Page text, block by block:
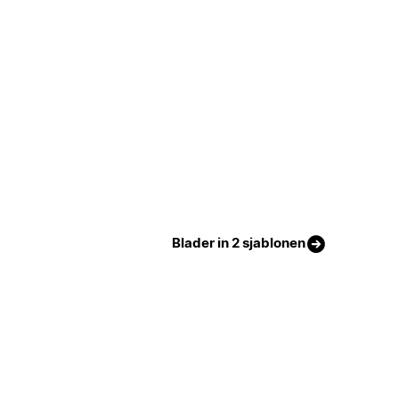
Blader in 2 sjablonen